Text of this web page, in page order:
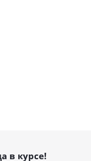
в курсе!